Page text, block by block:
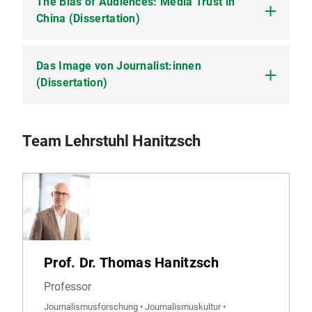
Leitung:Dr. Andreas A. Riedl
Gefördert Durch: Otto Brenner Stiftung (OBS)
Dissertation von Jana Rick
China (Dissertation)
Dissertation v. Du Ke
Das Image von Journalist:innen
(Dissertation)
Team Lehrstuhl Hanitzsch
Prof. Dr. Thomas Hanitzsch
Professor
Journalismusforschung • Journalismuskultur •